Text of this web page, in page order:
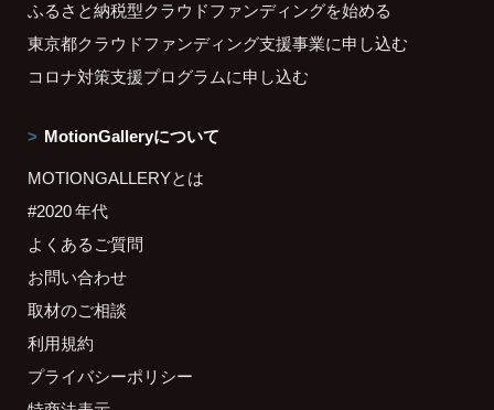
ふるさと納税型クラウドファンディングを始める
東京都クラウドファンディング支援事業に申し込む
コロナ対策支援プログラムに申し込む
MotionGalleryについて
MOTIONGALLERYとは
#2020 年代
よくあるご質問
お問い合わせ
取材のご相談
利用規約
プライバシーポリシー